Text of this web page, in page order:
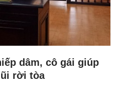
dâm, cô gái giúp
rời tòa